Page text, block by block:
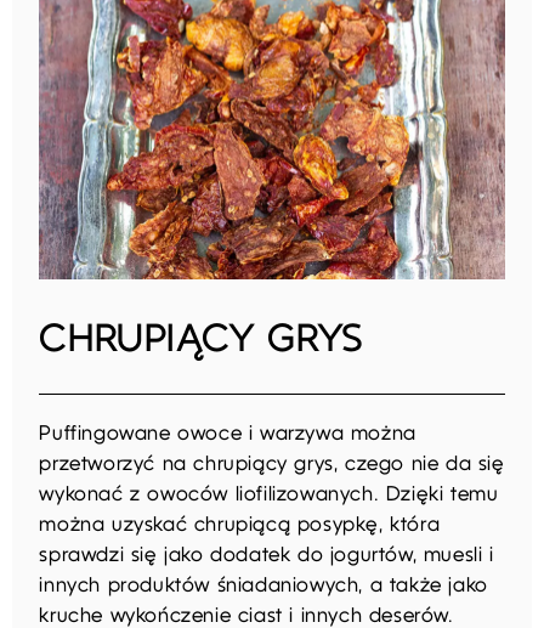
CHRUPIĄCY GRYS
Puffingowane owoce i warzywa można
przetworzyć na chrupiący grys, czego nie da się
wykonać z owoców liofilizowanych. Dzięki temu
można uzyskać chrupiącą posypkę, która
sprawdzi się jako dodatek do jogurtów, muesli i
innych produktów śniadaniowych, a także jako
kruche wykończenie ciast i innych deserów.